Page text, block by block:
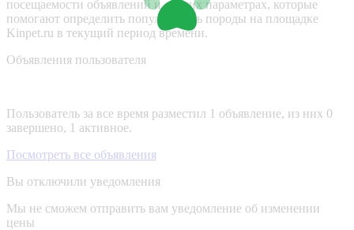
посещаемости объявлений и других параметрах, которые
помогают определить популярность породы на площадке
Kinpet.ru в текущий период времени.
Объявления пользователя
Пользователь за все время разместил 1 объявление, из них 0
завершено, 1 активное.
Посмотреть все объявления
Вы отключили уведомления
Мы не сможем отправить вам уведомление об изменении
цены